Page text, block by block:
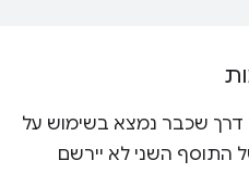
דרך שכבר נמצא בשימוש על
התוסף השני לא יירשם